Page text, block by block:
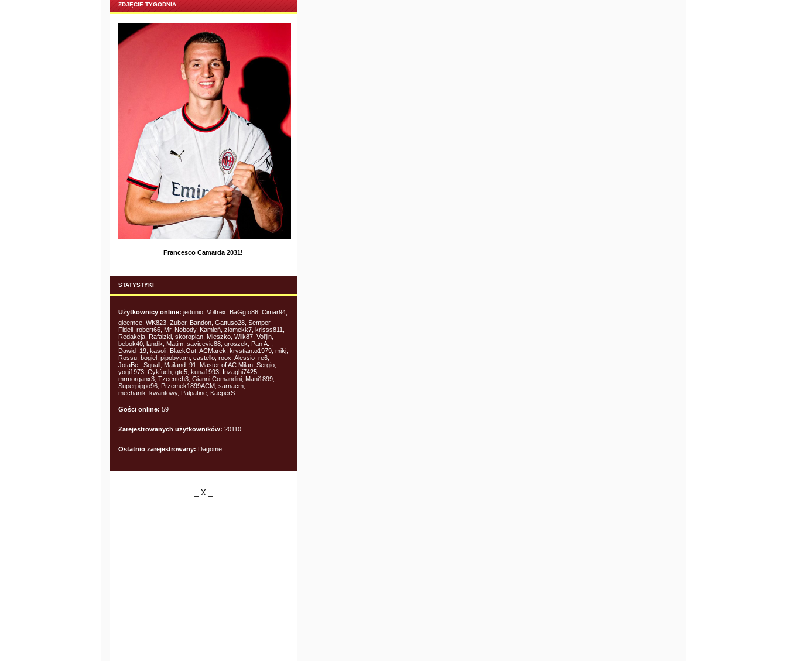
ZDJĘCIE TYGODNIA
Francesco Camarda 2031!
STATYSTYKI
Użytkownicy online: jedunio, Voltrex, BaGgIo86, Cimar94,
gieemce, WK823, Zuber, Bandon, Gattuso28, Semper
Fideli, robert66, Mr. Nobody, Kamień, ziomekk7, krisss811,
Redakcja, Rafalzki, skoropian, Mieszko, Wilk87, Vol'jin,
bebok40, landik, Matim, savicevic88, groszek, Pan A. ,
Dawid_19, kasoli, BlackOut, ACMarek, krystian.o1979, mikj,
Rossu, bogiel, pipobytom, castello, roox, Alessio_re6,
JotaBe , Squall, Mailand_91, Master of AC Milan, Sergio,
yogi1973, Cykfuch, gtc5, kuna1993, Inzaghi7425,
mrmorganx3, Tzeentch3, Gianni Comandini, Mani1899,
Superpippo96, Przemek1899ACM, sarnacm,
mechanik_kwantowy, Palpatine, KacperS
Gości online: 59
Zarejestrowanych użytkowników: 20110
Ostatnio zarejestrowany: Dagome
_ X _